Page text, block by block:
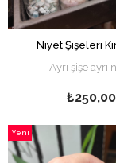
Niyet Şişeleri
Ayrı şişe ayrı
₺250,00
Yeni
Ürün